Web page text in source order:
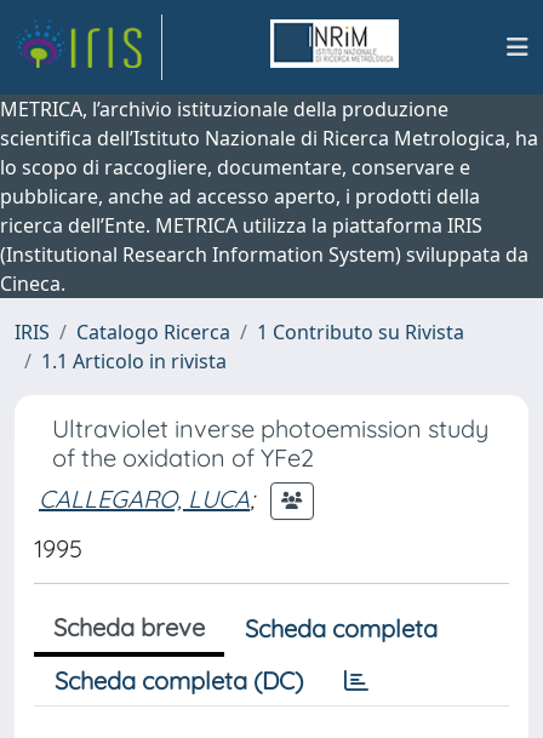
METRICA, l’archivio istituzionale della produzione
scientifica dell’Istituto Nazionale di Ricerca Metrologica, ha
lo scopo di raccogliere, documentare, conservare e
pubblicare, anche ad accesso aperto, i prodotti della
ricerca dell’Ente. METRICA utilizza la piattaforma IRIS
(Institutional Research Information System) sviluppata da
Cineca.
IRIS
Catalogo Ricerca
1 Contributo su Rivista
1.1 Articolo in rivista
Ultraviolet inverse photoemission study
of the oxidation of YFe2
CALLEGARO, LUCA;
1995
Scheda breve
Scheda completa
Scheda completa (DC)